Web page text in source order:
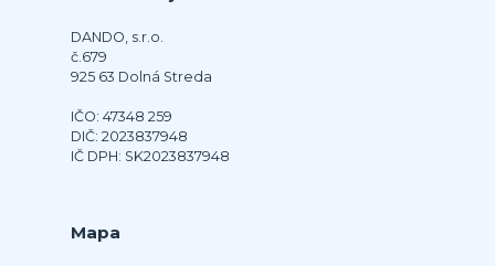
DANDO, s.r.o.
č.679
925 63 Dolná Streda
IČO: 47348 259
DIČ: 2023837948
IČ DPH: SK2023837948
Mapa